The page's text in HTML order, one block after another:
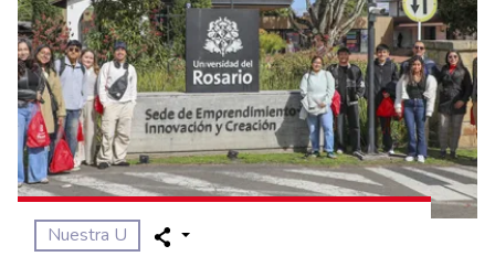
Nuestra U